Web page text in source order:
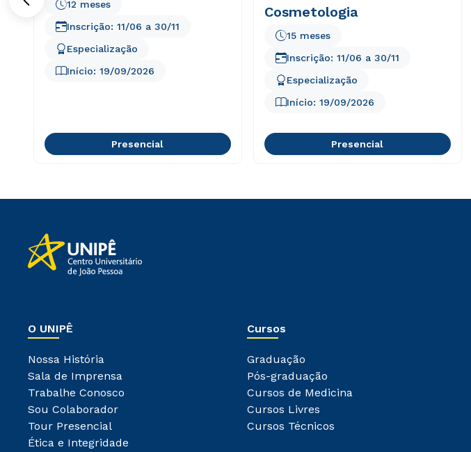
Especialização
Início: 19/09/2026
12 meses
Inscrição: 11/06 a 30/11
Presencial
Cosmetologia
Especialização
15 meses
Início: 19/09/2026
Inscrição: 11/06 a 30/11
Presencial
O UNIPÊ
Nossa História
Sala de Imprensa
Trabalhe Conosco
Sou Colaborador
Tour Presencial
Ética e Integridade
Cursos
Graduação
Pós-graduação
Cursos de Medicina
Cursos Livres
Cursos Técnicos
Rápido e fácil